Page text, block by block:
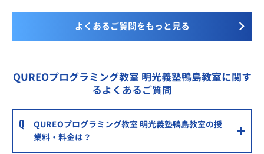
よくあるご質問をもっと見る
QUREOプログラミング教室 明光義塾鴨島教室に関す
るよくあるご質問
QUREOプログラミング教室 明光義塾鴨島教室の授
業料・料金は？